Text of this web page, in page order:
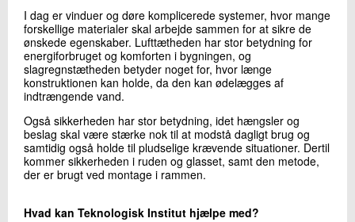
+45 72 20 23 91
Send e-mail
Skriv til mig
I dag er vinduer og døre komplicerede systemer, hvor mange
forskellige materialer skal arbejde sammen for at sikre de
ønskede egenskaber. Lufttætheden har stor betydning for
energiforbruget og komforten i bygningen, og
slagregnstætheden betyder noget for, hvor længe
konstruktionen kan holde, da den kan ødelægges af
indtrængende vand.
Også sikkerheden har stor betydning, idet hængsler og
beslag skal være stærke nok til at modstå dagligt brug og
samtidig også holde til pludselige krævende situationer. Dertil
kommer sikkerheden i ruden og glasset, samt den metode,
der er brugt ved montage i rammen.
Hvad kan Teknologisk Institut hjælpe med?